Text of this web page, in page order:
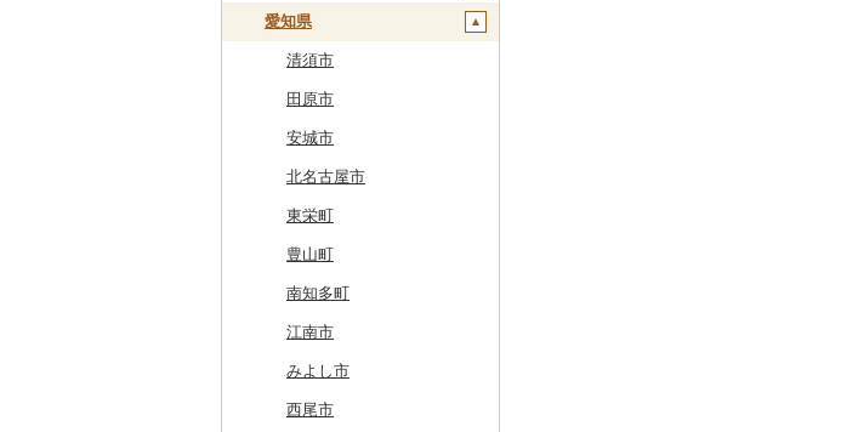
北斗市
留萌市
白糠町
釧路町
名寄市
美唄市
厚岸町
南富良野町
上富良野町
和寒町
紋別市
黒石市
おいらせ町
鶴田町
階上町
深浦町
青森市
田子町
新郷村
横浜町
野辺地町
佐井村
陸前高田市
紫波町
滝沢市
住田町
葛巻町
花巻市
岩泉町
田野畑村
盛岡市
遠野市
奥州市
登米市
山元町
名取市
川崎町
村田町
栗原市
富谷市
岩沼市
七ヶ宿町
大崎市
塩竈市
潟上市
三種町
藤里町
湯沢市
大館市
由利本荘市
にかほ市
羽後町
秋田県（県庁）
秋田市
男鹿市
新庄市
長井市
小国町
南陽市
中山町
庄内町
大石田町
川西町
鶴岡市
山形県（県庁）
金山町
小野町
棚倉町
古殿町
昭和村
下郷町
西郷村
二本松市
猪苗代町
川俣町
郡山市
西会津町
かすみがうら市
牛久市
常陸太田市
つくばみらい市
下妻市
茨城町
神栖市
常総市
東海村
美浦村
大洗町
大田原市
栃木市
日光市
小山市
宇都宮市
栃木県（県庁）
那珂川町
茂木町
那須烏山市
矢板市
さくら市
甘楽町
明和町
沼田市
桐生市
吉岡町
太田市
高山村
みどり市
千代田町
みなかみ町
片品村
ふじみ野市
川島町
上里町
川口市
飯能市
長瀞町
羽生市
小鹿野町
坂戸市
鳩山町
埼玉県（県庁）
芝山町
八千代市
横芝光町
多古町
白子町
栄町
香取市
習志野市
銚子市
君津市
旭市
武蔵村山市
葛飾区
小金井市
墨田区
東久留米市
利島村
瑞穂町
大島町
府中市
国分寺市
東村山市
大井町
中井町
愛川町
山北町
真鶴町
清川村
開成町
藤沢市
神奈川県（県庁）
鎌倉市
大和市
南魚沼市
関川村
新発田市
加茂市
小千谷市
田上町
五泉市
三条市
見附市
糸魚川市
胎内市
入善町
黒部市
立山町
富山県（県庁）
小矢部市
滑川市
富山市
南砺市
中能登町
石川県（県庁）
野々市市
能登町
能美市
津幡町
宝達志水町
金沢市
内灘町
かほく市
小松市
鯖江市
高浜町
勝山市
福井県（県庁）
越前市
坂井市
あわら市
福井市
大野市
敦賀市
おおい町
富士川町
大月市
富士河口湖町
韮崎市
南アルプス市
市川三郷町
都留市
山梨県（県庁）
道志村
忍野村
笛吹市
飯田市
青木村
南箕輪村
長野県（県庁）
上松町
高山村
南木曽町
朝日村
長野市
根羽村
池田町
八百津町
池田町
関市
瑞穂市
飛騨市
岐南町
大野町
山県市
羽島市
本巣市
川辺町
下田市
静岡市
吉田町
函南町
藤枝市
御殿場市
浜松市
伊東市
島田市
沼津市
伊豆市
愛知県
清須市
田原市
安城市
北名古屋市
東栄町
豊山町
南知多町
江南市
みよし市
西尾市